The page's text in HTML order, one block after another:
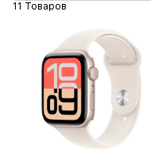
Размер ремешка
Тип ремешка
Цвет ремешка
Время работы без
11 Товаров